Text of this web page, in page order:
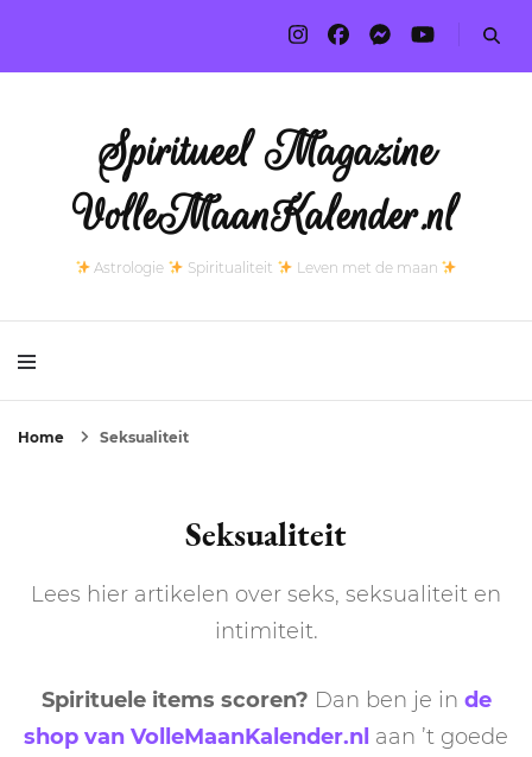
Spiritueel Magazine
VolleMaanKalender.nl
Astrologie Spiritualiteit Leven met de maan
Home Seksualiteit
Seksualiteit
Lees hier artikelen over seks, seksualiteit en
intimiteit.
Spirituele items scoren? Dan ben je in de
shop van VolleMaanKalender.nl aan ’t goede